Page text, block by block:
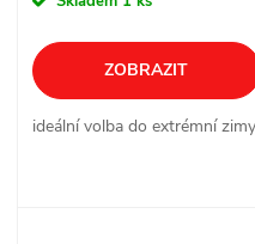
ZOBRAZIT
ideální volba do extrémní zimy